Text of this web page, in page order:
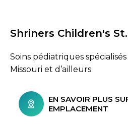
Shriners Children's
Soins pédiatriques
Missouri et d’ailleurs
EN SAVOIR PLUS
EMPLACEMENT